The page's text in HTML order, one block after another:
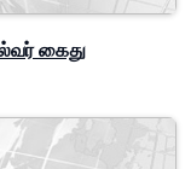
கைது